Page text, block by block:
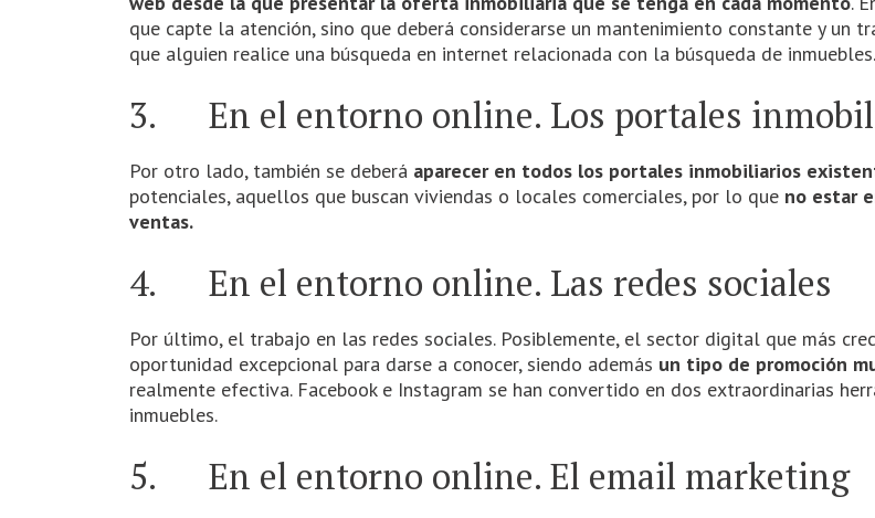
que capte la atención, sino que deberá considerarse un mantenimiento constante y un
que alguien realice una búsqueda en internet relacionada con la búsqueda de inmuebles.
3. En el entorno online. Los portales
Por otro lado, también se deberá aparecer en todos los portales inmobiliarios
potenciales, aquellos que buscan viviendas o locales comerciales, por lo que no estar
ventas.
4. En el entorno online. Las redes sociales
Por último, el trabajo en las redes sociales. Posiblemente, el sector digital que más
oportunidad excepcional para darse a conocer, siendo además un tipo de promoción
realmente efectiva. Facebook e Instagram se han convertido en dos extraordinarias
inmuebles.
5. En el entorno online. El email marketing